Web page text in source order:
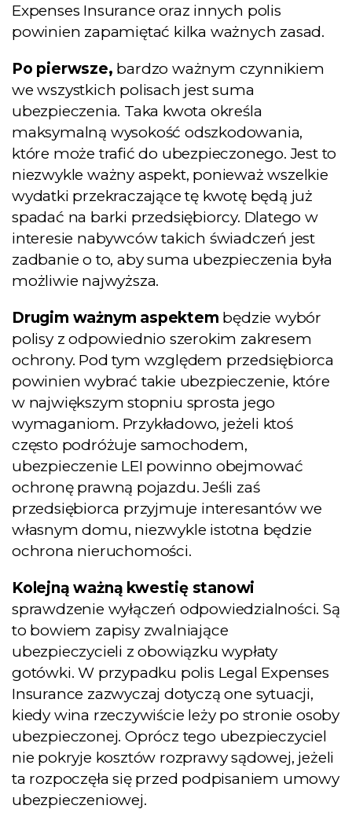
Expenses Insurance oraz innych polis
powinien zapamiętać kilka ważnych zasad.
Po pierwsze, bardzo ważnym czynnikiem
we wszystkich polisach jest suma
ubezpieczenia. Taka kwota określa
maksymalną wysokość odszkodowania,
które może trafić do ubezpieczonego. Jest to
niezwykle ważny aspekt, ponieważ wszelkie
wydatki przekraczające tę kwotę będą już
spadać na barki przedsiębiorcy. Dlatego w
interesie nabywców takich świadczeń jest
zadbanie o to, aby suma ubezpieczenia była
możliwie najwyższa.
Drugim ważnym aspektem będzie wybór
polisy z odpowiednio szerokim zakresem
ochrony. Pod tym względem przedsiębiorca
powinien wybrać takie ubezpieczenie, które
w największym stopniu sprosta jego
wymaganiom. Przykładowo, jeżeli ktoś
często podróżuje samochodem,
ubezpieczenie LEI powinno obejmować
ochronę prawną pojazdu. Jeśli zaś
przedsiębiorca przyjmuje interesantów we
własnym domu, niezwykle istotna będzie
ochrona nieruchomości.
Kolejną ważną kwestię stanowi
sprawdzenie wyłączeń odpowiedzialności. Są
to bowiem zapisy zwalniające
ubezpieczycieli z obowiązku wypłaty
gotówki. W przypadku polis Legal Expenses
Insurance zazwyczaj dotyczą one sytuacji,
kiedy wina rzeczywiście leży po stronie osoby
ubezpieczonej. Oprócz tego ubezpieczyciel
nie pokryje kosztów rozprawy sądowej, jeżeli
ta rozpoczęła się przed podpisaniem umowy
ubezpieczeniowej.
Zamknij to okno